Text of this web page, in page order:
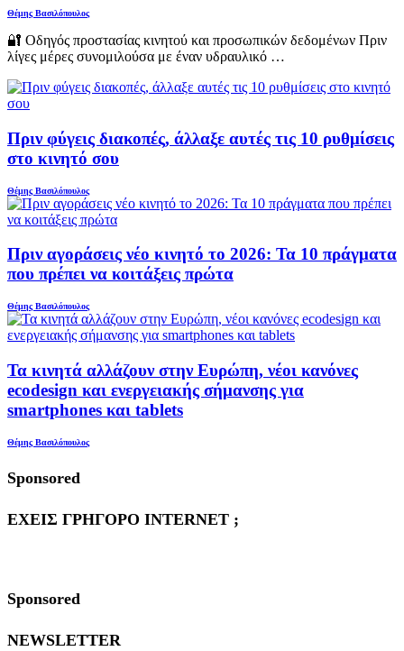
Θέμης Βασιλόπουλος
🔐 Οδηγός προστασίας κινητού και προσωπικών δεδομένων Πριν
λίγες μέρες συνομιλούσα με έναν υδραυλικό …
Πριν φύγεις διακοπές, άλλαξε αυτές τις 10 ρυθμίσεις
στο κινητό σου
Θέμης Βασιλόπουλος
Πριν αγοράσεις νέο κινητό το 2026: Τα 10 πράγματα
που πρέπει να κοιτάξεις πρώτα
Θέμης Βασιλόπουλος
Τα κινητά αλλάζουν στην Ευρώπη, νέοι κανόνες
ecodesign και ενεργειακής σήμανσης για
smartphones και tablets
Θέμης Βασιλόπουλος
Sponsored
ΕΧΕΙΣ ΓΡΗΓΟΡΟ INTERNET ;
Sponsored
NEWSLETTER